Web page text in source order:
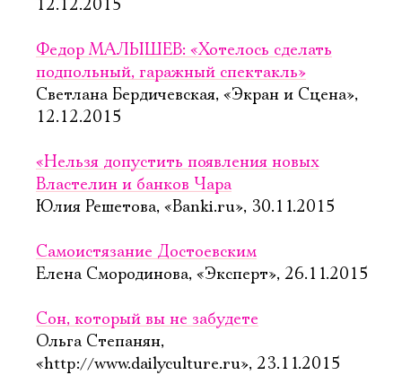
12.12.2015
Федор МАЛЫШЕВ: «Хотелось сделать
подпольный, гаражный спектакль»
Светлана Бердичевская, «Экран и Сцена»,
12.12.2015
«Нельзя допустить появления новых
Властелин и банков Чара
Юлия Решетова, «Banki.ru», 30.11.2015
Самоистязание Достоевским
Елена Смородинова, «Эксперт», 26.11.2015
Сон, который вы не забудете
Ольга Степанян,
«http://www.dailyculture.ru», 23.11.2015